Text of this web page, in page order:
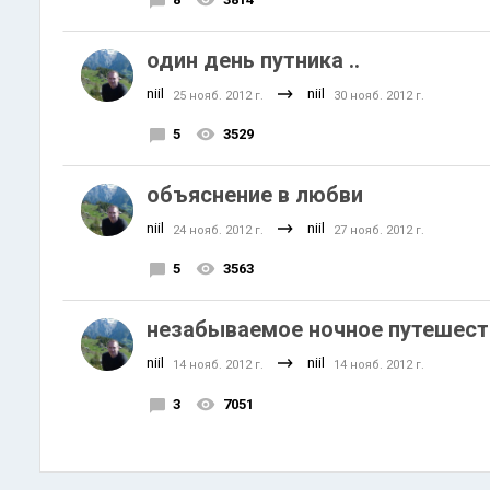
один день путника ..
niil 25 нояб. 2012 г. niil 30 нояб. 2012 г.
5 3529
объяснение в любви
niil 24 нояб. 2012 г. niil 27 нояб. 2012 г.
5 3563
незабываемое ночное
niil 14 нояб. 2012 г. niil 14 нояб. 2012 г.
3 7051